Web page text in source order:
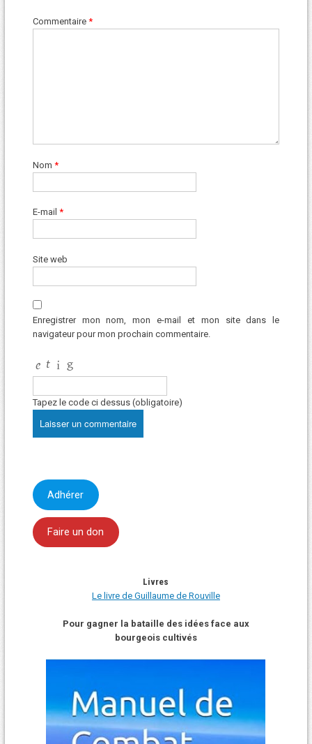
Commentaire *
Nom *
E-mail *
Site web
Enregistrer mon nom, mon e-mail et mon site dans le
navigateur pour mon prochain commentaire.
Tapez le code ci dessus (obligatoire)
Adhérer
Faire un don
Livres
Le livre de Guillaume de Rouville
Pour gagner la bataille des idées face aux
bourgeois cultivés